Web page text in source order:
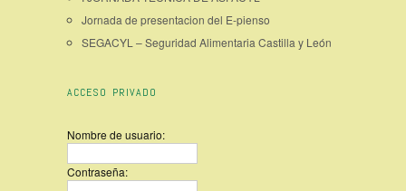
Jornada de presentacion del E-pienso
SEGACYL – Seguridad Alimentaria Castilla y León
ACCESO PRIVADO
Nombre de usuario:
Contraseña: